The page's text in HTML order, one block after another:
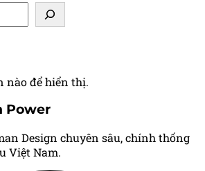
nào để hiển thị.
Power
Design chuyên sâu, chính thống
Việt Nam.